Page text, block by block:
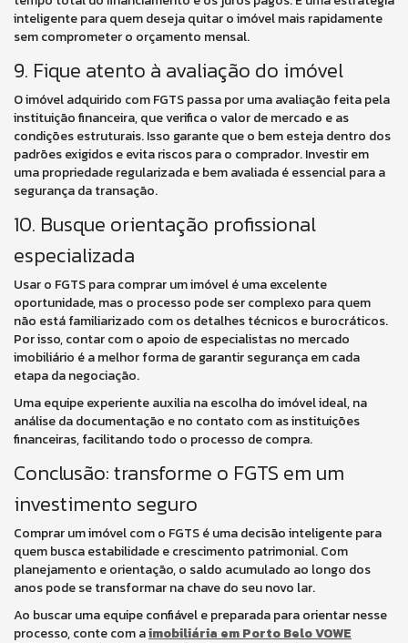
inteligente para quem deseja quitar o imóvel mais rapidamente
sem comprometer o orçamento mensal.
9. Fique atento à avaliação do imóvel
O imóvel adquirido com FGTS passa por uma avaliação feita pela
instituição financeira, que verifica o valor de mercado e as
condições estruturais. Isso garante que o bem esteja dentro dos
padrões exigidos e evita riscos para o comprador. Investir em
uma propriedade regularizada e bem avaliada é essencial para a
segurança da transação.
10. Busque orientação profissional
especializada
Usar o FGTS para comprar um imóvel é uma excelente
oportunidade, mas o processo pode ser complexo para quem
não está familiarizado com os detalhes técnicos e burocráticos.
Por isso, contar com o apoio de especialistas no mercado
imobiliário é a melhor forma de garantir segurança em cada
etapa da negociação.
Uma equipe experiente auxilia na escolha do imóvel ideal, na
análise da documentação e no contato com as instituições
financeiras, facilitando todo o processo de compra.
Conclusão: transforme o FGTS em um
investimento seguro
Comprar um imóvel com o FGTS é uma decisão inteligente para
quem busca estabilidade e crescimento patrimonial. Com
planejamento e orientação, o saldo acumulado ao longo dos
anos pode se transformar na chave do seu novo lar.
Ao buscar uma equipe confiável e preparada para orientar nesse
processo, conte com aimobiliária em Porto Belo VOWE